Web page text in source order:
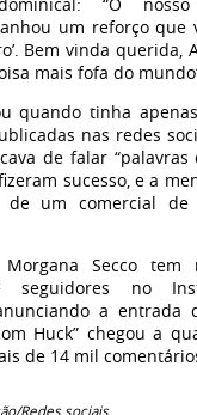
um reforço
Bem vinda querida,
mais fofa do mundo
quando tinha
nas redes
de falar “palavras
sucesso, e a
de um comercial de
Morgana Secco
seguidores no
a entrada
Huck” chegou a
de 14 mil
Redes sociais